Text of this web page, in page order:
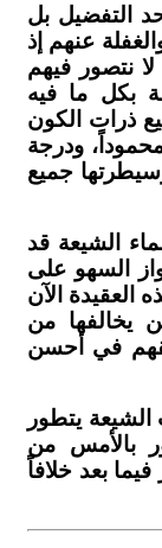
التفضيل بل
عنهم إذ
لا نتصور فيهم
بكل ما فيه
أنّ جميع ذرات الكون
ودرجة
جميع
الشيعة قد
السهو على
(3) إلا أنّ هذه العقيدة الآن
من
في أحسن
يتطور
بالأمس من
بعد خلافاً